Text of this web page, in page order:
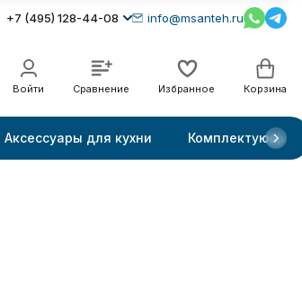
+7 (495) 128-44-08 info@msanteh.ru
Войти Сравнение Избранное Корзина
Аксессуары для кухни Комплектующие